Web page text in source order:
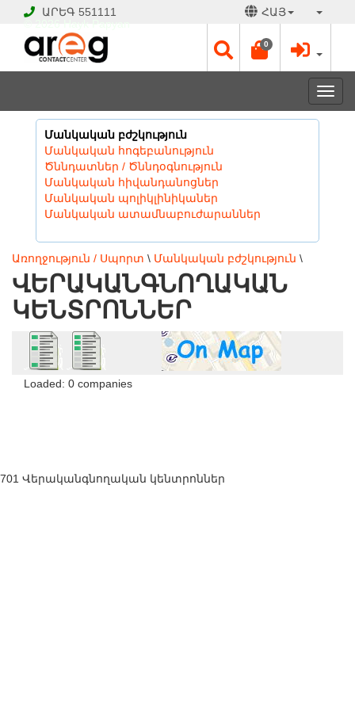
ԱՐԵԳ 551111 ՀԱՅ
0
Մանկական բժշկություն
Մանկական հոգեբանություն
Ծննդատներ / Ծննդօգնություն
Մանկական հիվանդանոցներ
Մանկական պոլիկլինիկաներ
Մանկական ատամնաբուժարաններ
Առողջություն / Սպորտ \ Մանկական բժշկություն \
ՎԵՐԱԿԱՆԳՆՈՂԱԿԱՆ
ԿԵՆՏՐՈՆՆԵՐ
Loaded: 0 companies
701 Վերականգնողական կենտրոններ